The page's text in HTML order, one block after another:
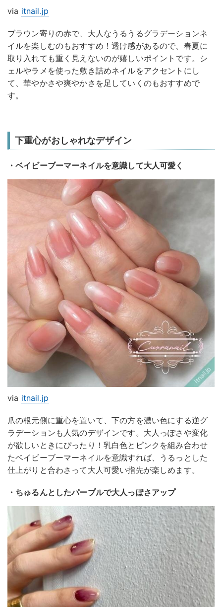
via itnail.jp
ブラウン寄りの赤で、大人なうるうるグラデーションネ
イルを楽しむのもおすすめ！透け感があるので、春夏に
取り入れても重く見えないのが嬉しいポイントです。シ
ェルやラメを使った敷き詰めネイルをアクセントにし
て、華やかさや爽やかさを足していくのもおすすめで
す。
下重心がおしゃれなデザイン
・ベイビーブーマーネイルを意識して大人可愛く
via itnail.jp
爪の根元側に重心を置いて、下の方を濃い色にする逆グ
ラデーションも人気のデザインです。大人っぽさや変化
が欲しいときにぴったり！乳白色とピンクを組み合わせ
たベイビーブーマーネイルを意識すれば、うるっとした
仕上がりと合わさって大人可愛い指先が楽しめます。
・ちゅるんとしたパープルで大人っぽさアップ